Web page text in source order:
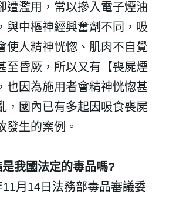
遭濫用，常以摻入電子煙油
與中樞神經興奮劑不同，吸
使人精神恍惚、肌肉不自覺
至昏厥，所以又有【喪屍煙
也因為施用者會精神恍惚甚
，國內已有多起因吸食喪屍
發生的案例。
我國法定的毒品嗎?
11月 14 日法務部毒品審議委